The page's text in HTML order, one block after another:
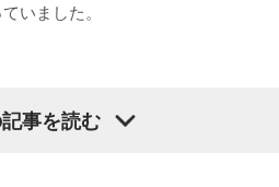
いました。
事を読む